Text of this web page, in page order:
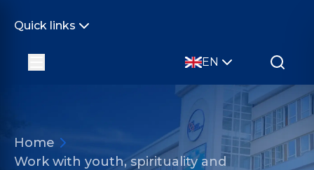
Quick links
EN
Home
Work with youth, spirituality and